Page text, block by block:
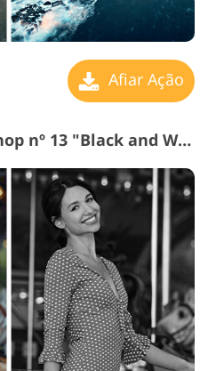
Afiar Ação
Afie a ação do Photoshop nº 13 "Black and White"